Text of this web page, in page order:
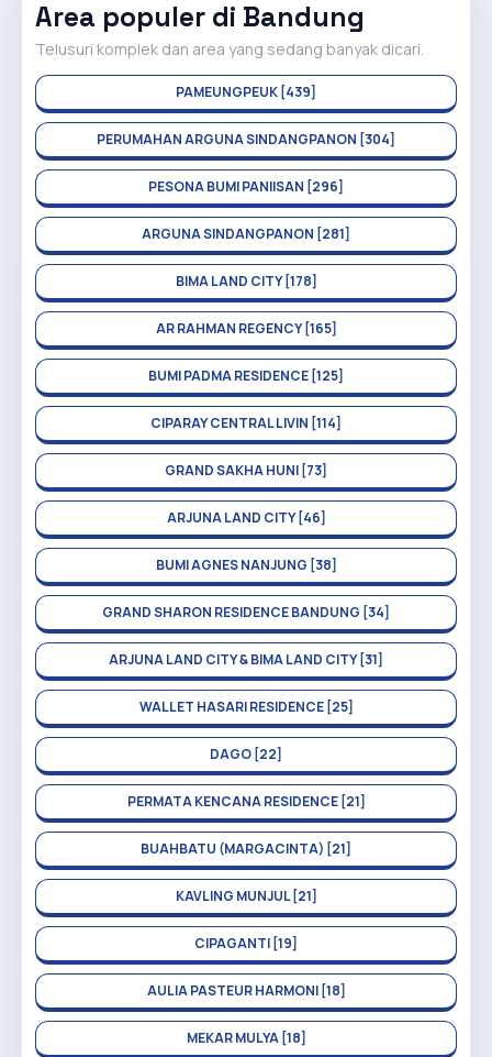
Area populer di Bandung
Telusuri komplek dan area yang sedang banyak dicari.
PAMEUNGPEUK [439]
PERUMAHAN ARGUNA SINDANGPANON [304]
PESONA BUMI PANIISAN [296]
ARGUNA SINDANGPANON [281]
BIMA LAND CITY [178]
AR RAHMAN REGENCY [165]
BUMI PADMA RESIDENCE [125]
CIPARAY CENTRAL LIVIN [114]
GRAND SAKHA HUNI [73]
ARJUNA LAND CITY [46]
BUMI AGNES NANJUNG [38]
GRAND SHARON RESIDENCE BANDUNG [34]
ARJUNA LAND CITY & BIMA LAND CITY [31]
WALLET HASARI RESIDENCE [25]
DAGO [22]
PERMATA KENCANA RESIDENCE [21]
BUAHBATU (MARGACINTA) [21]
KAVLING MUNJUL [21]
CIPAGANTI [19]
AULIA PASTEUR HARMONI [18]
MEKAR MULYA [18]